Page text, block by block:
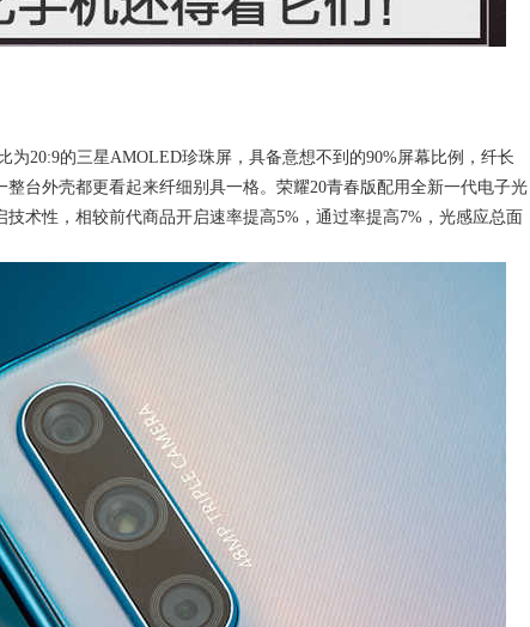
为20:9的三星AMOLED珍珠屏，具备意想不到的90%屏幕比例，纤长
台外壳都更看起来纤细别具一格。荣耀20青春版配用全新一代电子光
术性，相较前代商品开启速率提高5%，通过率提高7%，光感应总面